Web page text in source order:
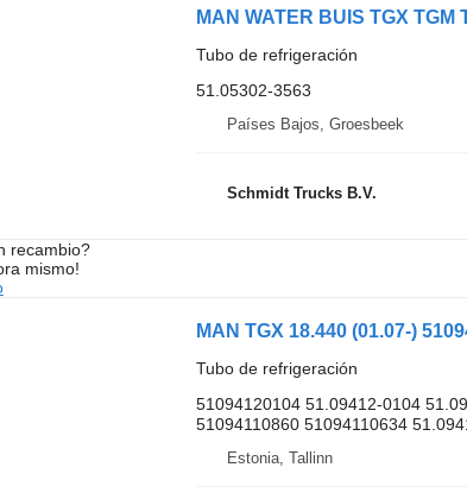
MAN WATER BUIS TGX
Tubo de refrigeración
51.05302-3563
Países Bajos, Groesbeek
Schmidt Trucks B.V.
recambio?
mismo!
Tubo de refrigeración
51094120104 51.09412-0104
51094110860 51094110634
Estonia, Tallinn